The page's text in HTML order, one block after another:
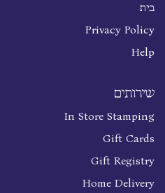
בית
Privacy Policy
Help
שירותים
In Store Stamping
Gift Cards
Gift Registry
Home Delivery